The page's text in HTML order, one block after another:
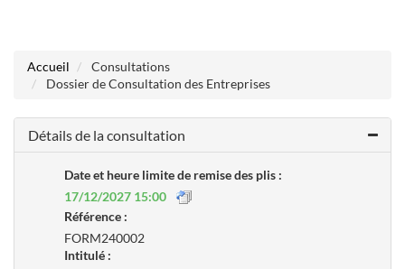
Accueil
Consultations
Dossier de Consultation des Entreprises
Détails de la consultation
Date et heure limite de remise des plis :
17/12/2027 15:00
Référence :
FORM240002
Intitulé :